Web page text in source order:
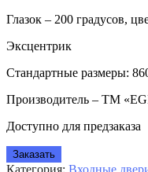
Глазок – 200 градусов,
Эксцентрик
Стандартные размеры:
Производитель – ТМ
Доступно для предзаказа
Заказать
Категория: Входные